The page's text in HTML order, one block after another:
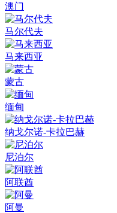
澳门
马尔代夫
马来西亚
蒙古
缅甸
纳戈尔诺-卡拉巴赫
尼泊尔
阿联酋
阿曼